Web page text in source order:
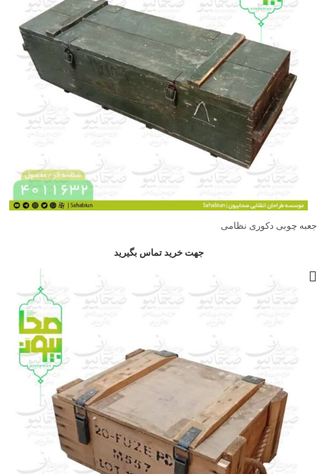
جعبه چوبی دکوری نظامی
جهت خرید تماس بگیرید